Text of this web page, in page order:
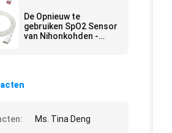
De Opnieuw te
gebruiken SpO2 Sensor
van Nihonkohden -
Ms. Tina Deng